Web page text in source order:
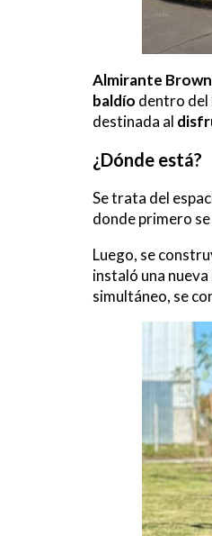
Almirante Brown
baldío dentro del
destinada al
¿Dónde está?
Se trata del
donde primero
Luego, se
instaló una nueva
simultáneo, se